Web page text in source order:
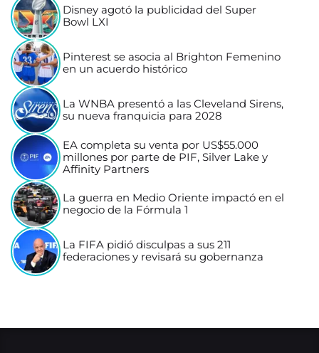
Disney agotó la publicidad del Super
Bowl LXI
Pinterest se asocia al Brighton Femenino
en un acuerdo histórico
La WNBA presentó a las Cleveland Sirens,
su nueva franquicia para 2028
EA completa su venta por US$55.000
millones por parte de PIF, Silver Lake y
Affinity Partners
La guerra en Medio Oriente impactó en el
negocio de la Fórmula 1
La FIFA pidió disculpas a sus 211
federaciones y revisará su gobernanza